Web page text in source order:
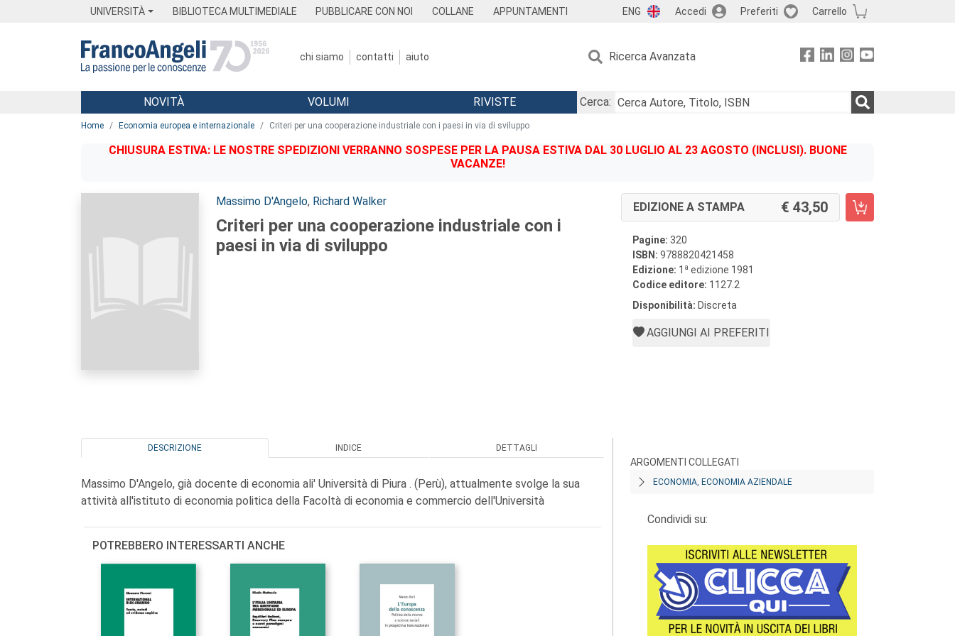
UNIVERSITÀ BIBLIOTECA MULTIMEDIALE PUBBLICARE CON NOI COLLANE APPUNTAMENTI ENG Accedi Preferiti Carrello
chi siamo contatti aiuto Ricerca Avanzata
Menu
NOVITÀ VOLUMI RIVISTE
Cerca:
Home Economia europea e internazionale Criteri per una cooperazione industriale con i paesi in via di sviluppo
CHIUSURA ESTIVA: LE NOSTRE SPEDIZIONI VERRANNO SOSPESE PER LA PAUSA ESTIVA DAL 30 LUGLIO AL 23 AGOSTO (INCLUSI). BUONE
VACANZE!
Autori:
Massimo D'Angelo, Richard Walker
Criteri per una cooperazione industriale con i
paesi in via di sviluppo
EDIZIONE A STAMPA 43,50
Pagine: 320
ISBN: 9788820421458
Edizione: 1 a edizione 1981
Codice editore: 1127.2
Disponibilità: Discreta
AGGIUNGI AI PREFERITI
DESCRIZIONE INDICE DETTAGLI
Massimo D'Angelo, già docente di economia ali' Università di Piura . (Perù), attualmente svolge la sua
attività all'istituto di economia politica della Facoltà di economia e commercio dell'Università
POTREBBERO INTERESSARTI ANCHE
ARGOMENTI COLLEGATI
ECONOMIA, ECONOMIA AZIENDALE
Condividi su: